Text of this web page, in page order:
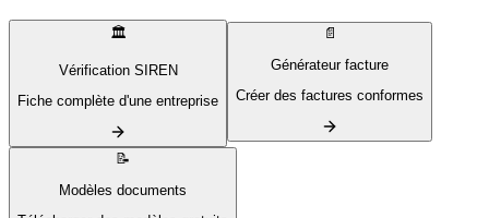
🏛️
Vérification SIREN
Fiche complète d'une entreprise
📄
Générateur facture
Créer des factures conformes
📝
Modèles documents